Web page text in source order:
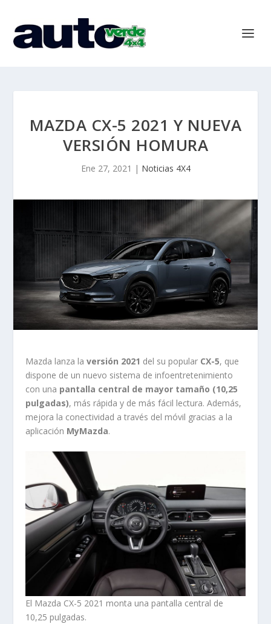
MAZDA CX-5 2021 Y NUEVA
VERSIÓN HOMURA
Ene 27, 2021 | Noticias 4X4
Mazda lanza laversión 2021 del su popular CX-5, que
dispone de un nuevo sistema de infoentretenimiento
con una pantalla central de mayor tamaño (10,25
pulgadas), más rápida y de más fácil lectura. Además,
mejora la conectividad a través del móvil gracias a la
aplicación MyMazda.
El Mazda CX-5 2021 monta una pantalla central de
10,25 pulgadas.